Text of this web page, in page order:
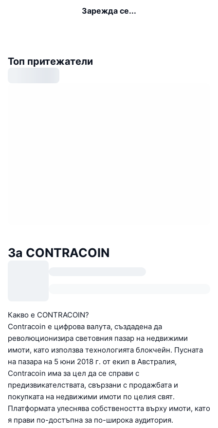
Зарежда се...
Топ притежатели
За CONTRACOIN
Какво е CONTRACOIN?
Contracoin е цифрова валута, създадена да
революционизира световния пазар на недвижими
имоти, като използва технологията блокчейн. Пусната
на пазара на 5 юни 2018 г. от екип в Австралия,
Contracoin има за цел да се справи с
предизвикателствата, свързани с продажбата и
покупката на недвижими имоти по целия свят.
Платформата улеснява собствеността върху имоти, като
я прави по-достъпна за по-широка аудитория.